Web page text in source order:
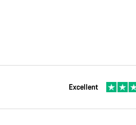
Excellent